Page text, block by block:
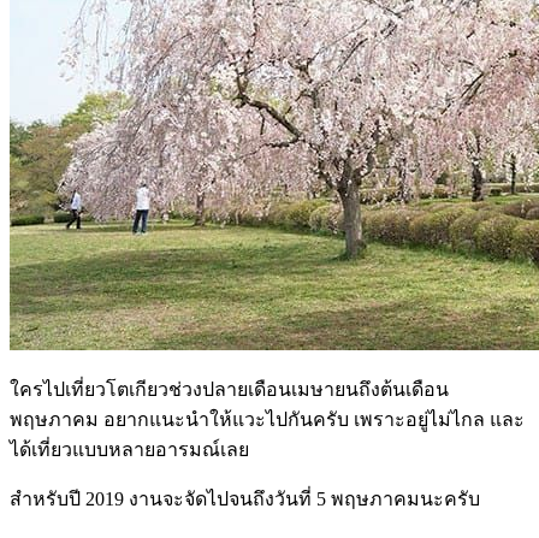
ใครไปเที่ยวโตเกียวช่วงปลายเดือนเมษายนถึงต้นเดือน
พฤษภาคม อยากแนะนำให้แวะไปกันครับ เพราะอยู่ไม่ไกล และ
ได้เที่ยวแบบหลายอารมณ์เลย
สำหรับปี 2019 งานจะจัดไปจนถึงวันที่ 5 พฤษภาคมนะครับ